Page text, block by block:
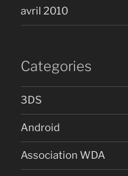
avril 2010
Categories
3DS
Android
Association WDA